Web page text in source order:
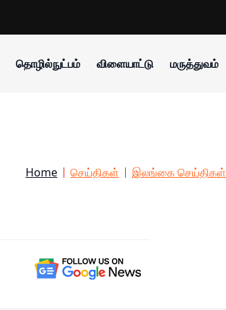
தொழில்நுட்பம் விளையாட்டு மருத்துவம்
Home செய்திகள் இலங்கை செய்திகள்